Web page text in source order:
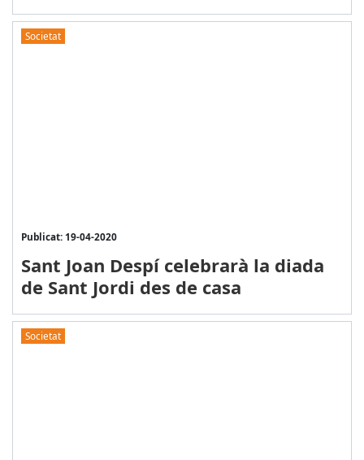
Societat
Publicat: 19-04-2020
Sant Joan Despí celebrarà la diada
de Sant Jordi des de casa
Societat